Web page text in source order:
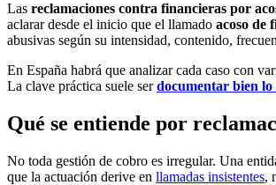
Las reclamaciones contra financieras por
aclarar desde el inicio que el llamado acoso de
abusivas según su intensidad, contenido,
En España habrá que analizar cada caso con
La clave práctica suele serdocumentar bien
Qué se entiende por
No toda gestión de cobro es irregular. Una
que la actuación derive en llamadas insistentes,